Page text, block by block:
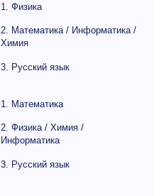
1. Физика
2. Математика / Информатика /
Химия
3. Русский язык
1. Математика
2. Физика / Химия /
Информатика
3. Русский язык